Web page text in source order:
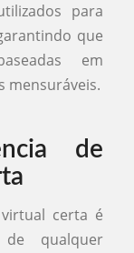
para
que
em
mensuráveis.
de
certa é
qualquer